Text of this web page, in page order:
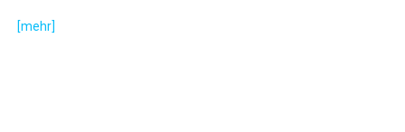
[mehr]